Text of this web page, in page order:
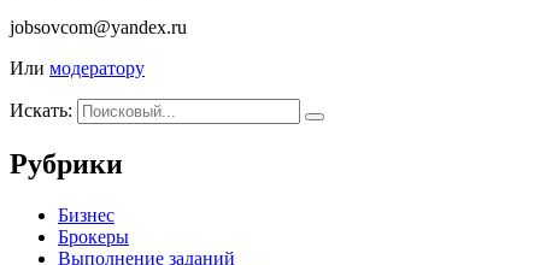
jobsovcom@yandex.ru
Или модератору
Искать:
Рубрики
Бизнес
Брокеры
Выполнение заданий